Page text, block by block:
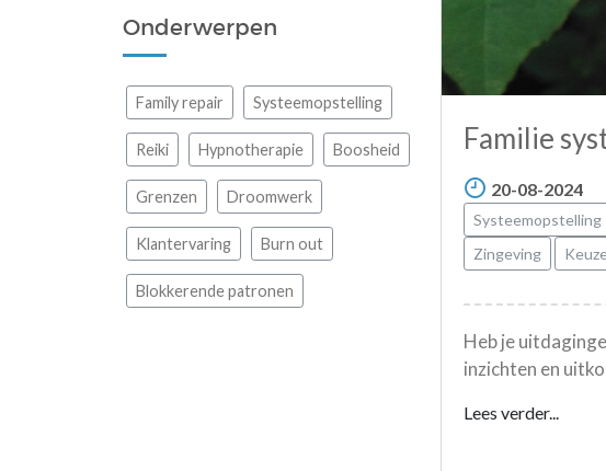
Onderwerpen
Family repair Systeemopstelling
Reiki Hypnotherapie Boosheid
Grenzen Droomwerk
Klantervaring Burn out
Blokkerende patronen
Familie
20-08-2024
Systeemopstelling
Zingeving
Heb je
inzichten en
Lees verder...